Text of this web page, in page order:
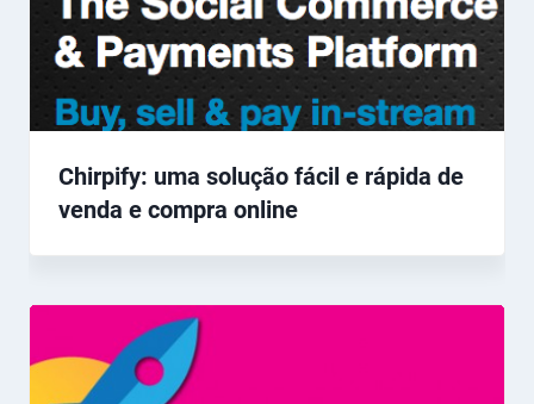
Chirpify: uma solução fácil e rápida de
venda e compra online